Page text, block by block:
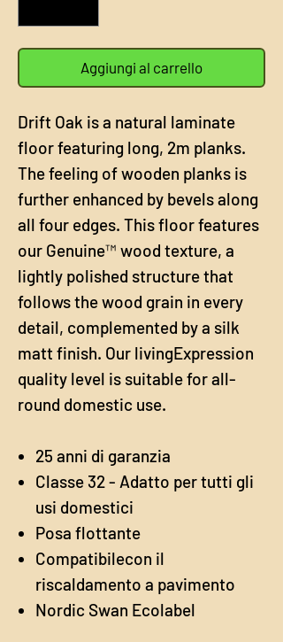
Aggiungi al carrello
Drift Oak is a natural laminate
floor featuring long, 2m planks.
The feeling of wooden planks is
further enhanced by bevels along
all four edges. This floor features
our Genuine™ wood texture, a
lightly polished structure that
follows the wood grain in every
detail, complemented by a silk
matt finish. Our livingExpression
quality level is suitable for all-
round domestic use.
25 anni di garanzia
Classe 32 - Adatto per tutti gli
usi domestici
Posa flottante
Compatibilecon il
riscaldamento a pavimento
Nordic Swan Ecolabel